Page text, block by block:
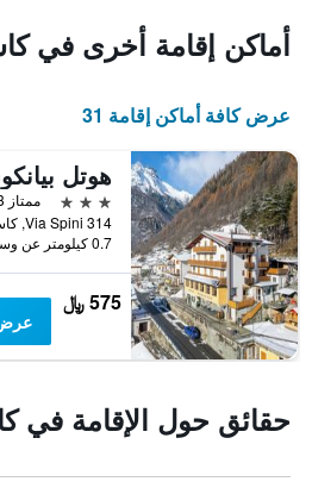
أماكن إقامة أخرى في
عرض كافة أماكن إقامة 31
3 نجوم
ممتاز 8.3
0.7 كيلومتر عن وسط المدينة
575 ﷼
حقائق حول الإقامة في